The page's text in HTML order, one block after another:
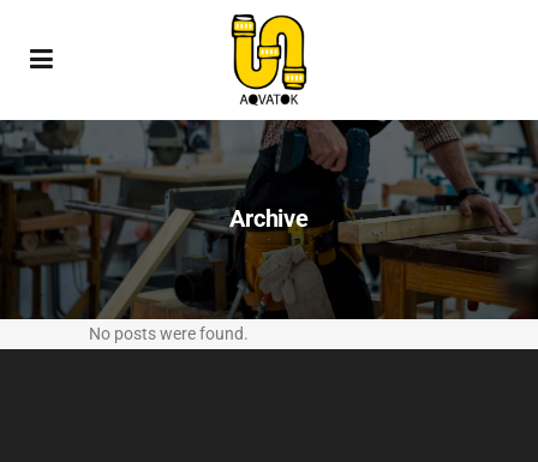
Archive
No posts were found.